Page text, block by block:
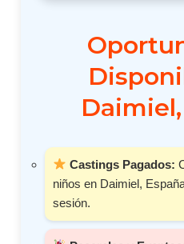
Castings Pagados:
niños en Daimiel,
sesión.